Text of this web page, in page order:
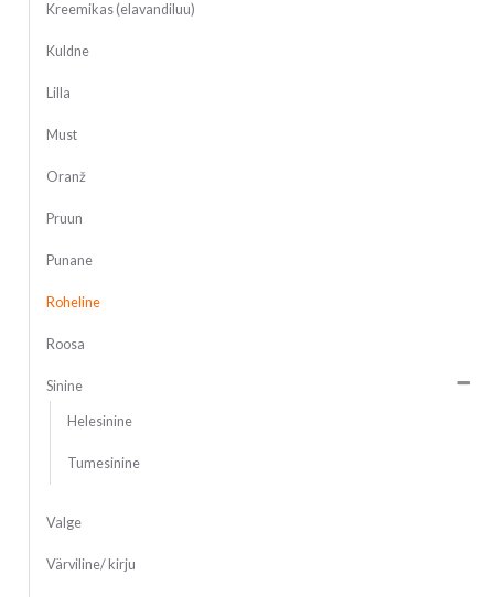
Kreemikas (elavandiluu)
Kuldne
Lilla
Must
Oranž
Pruun
Punane
Roheline
Roosa
Sinine
Helesinine
Tumesinine
Valge
Värviline/ kirju